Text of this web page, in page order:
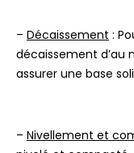
– Décaissement :
décaissement d’au
assurer une base
– Nivellement et